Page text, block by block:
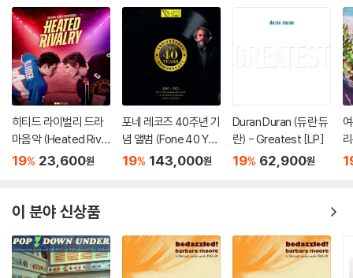
히티드 라이벌리 드라
마음악 (Heated Rival
ry Original Soundtra
19% 23,600원
포네 레코즈 40주년 기
념 앨범 (Fone 40 Yea
rs 1983-2023) [2L
19% 143,000원
Duran Duran (듀란 듀
란) - Greatest [LP]
19% 62,900원
이 분야 신상품